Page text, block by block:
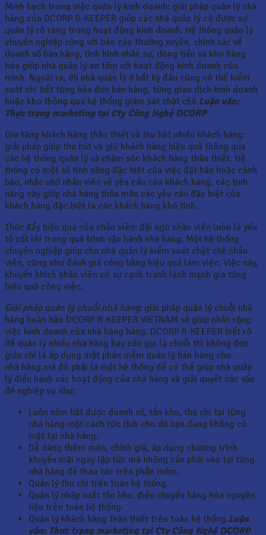
Minh bạch trong việc quản lý kinh doanh: giải pháp quản lý nhà
hàng của DCORP R-KEEPER giúp các nhà quản lý có được sự
quản lý rõ ràng trong hoạt động kinh doanh. Hệ thống quản lý
chuyên nghiệp cùng với báo cáo thường xuyên, chính xác về
doanh số bán hàng, tình hình nhân sự, dòng tiền và kho hàng
hóa giúp nhà quản lý an tâm với hoạt động kinh doanh của
mình. Ngoài ra, dù nhà quản lý ở bất kỳ đâu cũng có thể kiểm
soát chi tiết từng hóa đơn bán hàng, từng giao dịch kinh doanh
hoặc kho thông qua hệ thống giám sát chặt chẽ.Luận văn:
Thực trạng marketing tại Cty Công Nghệ DCORP
Gia tăng khách hàng thân thiết và thu hút nhiều khách hàng:
giải pháp giúp thu hút và giữ khách hàng hiệu quả thông qua
các hệ thống quản lý và chăm sóc khách hàng thân thiết. Hệ
thống có một số tính năng đặc biệt của việc đặt bàn hoặc cảnh
báo, nhắc nhở nhân viên về yêu cầu của khách hàng, các tính
năng này giúp nhà hàng thỏa mãn các yêu cầu đặc biệt của
khách hàng đặc biệt là các khách hàng khó tính.
Thúc đẩy hiệu quả của nhân viên: đội ngũ nhân viên luôn là yếu
tố cốt lõi trong quá trình vận hành nhà hàng. Một hệ thống
chuyên nghiệp giúp cho nhà quản lý kiểm soát chặt chẽ nhân
viên, cũng như đánh giá công bằng hiệu quả làm việc. Việc này,
khuyến khích nhân viên có sự cạnh tranh lành mạnh gia tăng
hiệu quả công việc.
Giải pháp quản lý chuỗi nhà hàng:giải pháp quản lý chuỗi nhà
hàng hoàn hảo DCORP R-KEEPER VIETNAM sẽ giúp nhân rộng
việc kinh doanh của nhà hàng hàng. DCORP R-KEEPER biết rõ
để quản lý nhiều nhà hàng hay còn gọi là chuỗi thì không đơn
giản chỉ là áp dụng một phần mềm quản lý bán hàng cho
nhà hàng mà đó phải là một hệ thống để có thể giúp nhà quản
lý điều hành các hoạt động của nhà hàng và giải quyết các vấn
đề nghiệp vụ như:
Luôn nắm bắt được doanh số, tồn kho, thu chi tại từng
nhà hàng một cách tức thời cho dù bạn đang không có
mặt tại nhà hàng.
Dễ dàng thêm món, chỉnh giá, áp dụng chương trình
khuyến mãi ngay lập tức mà không cần phải vào tại từng
nhà hàng để thao tác trên phần mềm.
Quản lý thu chi trên toàn hệ thống.
Quản lý nhập xuất tồn kho, điều chuyển hàng hóa nguyên
liệu trên toàn hệ thống.
Quản lý khách hàng thân thiết trên toàn hệ thống.Luận
văn: Thực trạng marketing tại Cty Công Nghệ DCORP